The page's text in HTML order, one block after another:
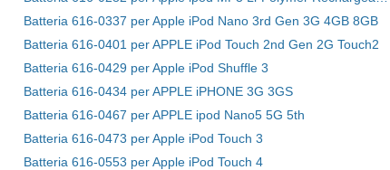
Batteria 616-0337 per Apple iPod Nano 3rd Gen 3G 4GB 8GB
Batteria 616-0401 per APPLE iPod Touch 2nd Gen 2G Touch2
Batteria 616-0429 per Apple iPod Shuffle 3
Batteria 616-0434 per APPLE iPHONE 3G 3GS
Batteria 616-0467 per APPLE ipod Nano5 5G 5th
Batteria 616-0473 per Apple iPod Touch 3
Batteria 616-0553 per Apple iPod Touch 4